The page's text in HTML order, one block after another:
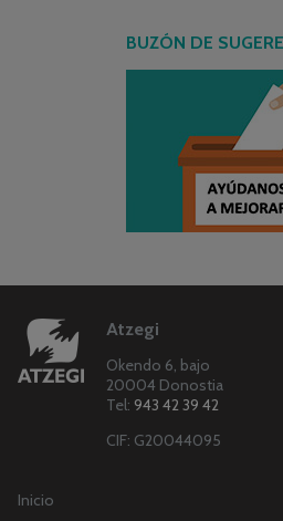
BUZÓN DE
Atzegi
Okendo 6, bajo
20004 Donostia
Tel: 943 42 39 42
CIF: G20044095
Inicio